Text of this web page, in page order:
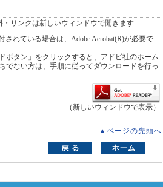
・リンクは新しいウィンドウで開きます
れている場合は、Adobe Acrobat(R)が必要で
ボタン」をクリックすると、アドビ社のホーム
でない方は、手順に従ってダウンロードを行っ
（新しいウィンドウで表示）
▲ページの先頭へ